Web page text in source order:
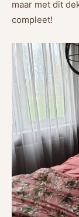
maar met dit
compleet!